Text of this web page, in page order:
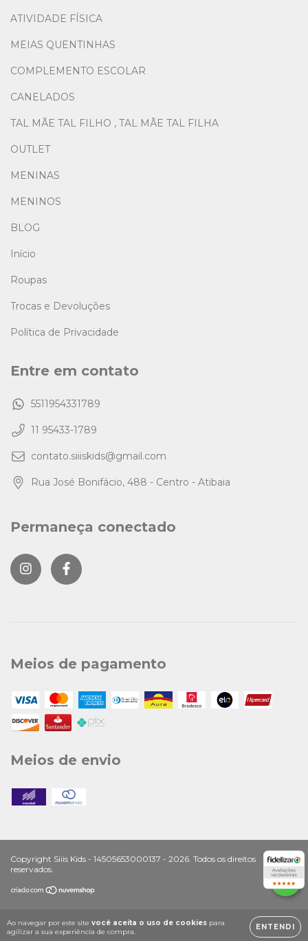
Ao navegar por este site você aceita o uso de cookies para
agilizar a sua experiência de compra.
ENTENDI
ATIVIDADE FÍSICA
MEIAS QUENTINHAS
COMPLEMENTO ESCOLAR
CANELADOS
TAL MÃE TAL FILHO , TAL MÃE TAL FILHA
OUTLET
MENINAS
MENINOS
BLOG
Início
Roupas
Trocas e Devoluções
Política de Privacidade
Entre em contato
5511954331789
11 95433-1789
contato.siiiskids@gmail.com
Rua José Bonifácio, 488 - Centro - Atibaia
Permaneça conectado
Meios de pagamento
Meios de envio
Copyright Siiis Kids - 14505653000137 - 2026. Todos os direitos
reservados.